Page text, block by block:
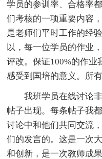
学员的参训率、合格率
们考核的一项重要内容
是老师们平时工作的经
以，每一位学员的作业
评改。保证100%的作业
感受到国培的意义。所
我班学员在线讨论非
帖子出现。每条帖子我
讨论中和他们共同交流
们的发言的。这是一次
和创新，是一次教师成